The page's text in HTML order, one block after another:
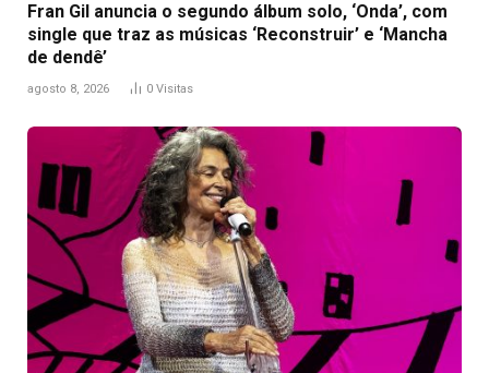
Fran Gil anuncia o segundo álbum solo, ‘Onda’, com
single que traz as músicas ‘Reconstruir’ e ‘Mancha
de dendê’
agosto 8, 2026 0 Visitas